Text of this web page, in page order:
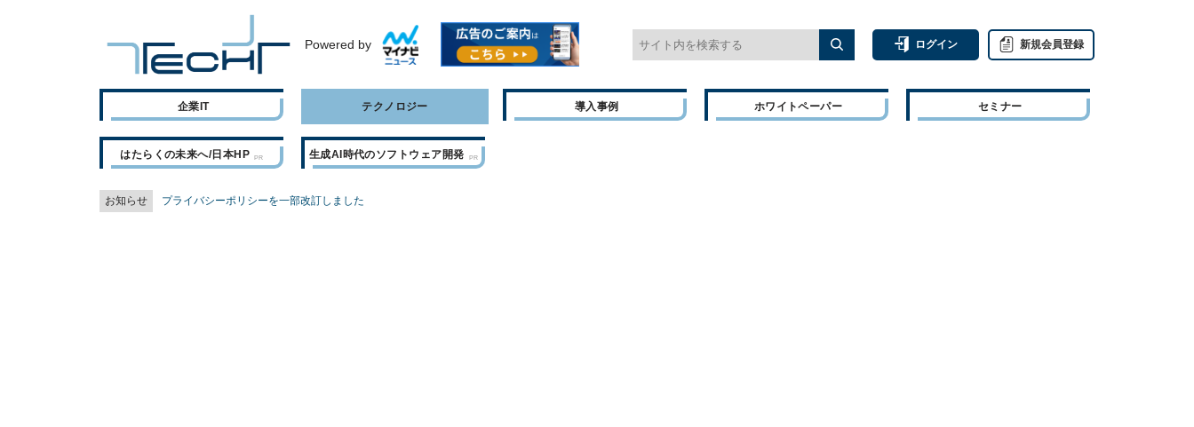
Powered by ログイン 新規会員登録
企業IT テクノロジー 導入事例 ホワイトペーパー セミナー
はたらくの未来へ/日本HP 生成AI時代のソフトウェア開発
お知らせ プライバシーポリシーを一部改訂しました